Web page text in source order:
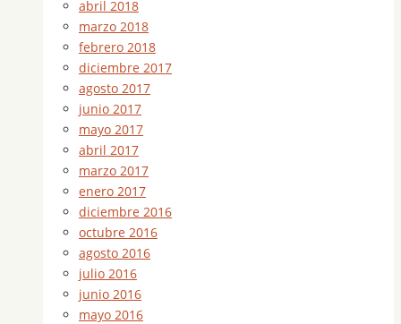
abril 2018
marzo 2018
febrero 2018
diciembre 2017
agosto 2017
junio 2017
mayo 2017
abril 2017
marzo 2017
enero 2017
diciembre 2016
octubre 2016
agosto 2016
julio 2016
junio 2016
mayo 2016